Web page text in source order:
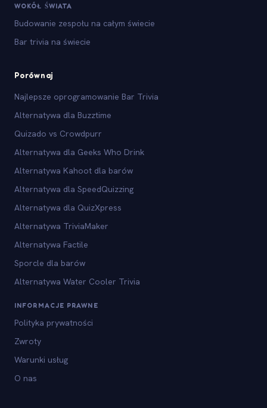
WOKÓŁ ŚWIATA
Budowanie zespołu na całym świecie
Bar trivia na świecie
Porównaj
Najlepsze oprogramowanie Bar Trivia
Alternatywa dla Buzztime
Quizado vs Crowdpurr
Alternatywa dla Geeks Who Drink
Alternatywa Kahoot dla barów
Alternatywa dla SpeedQuizzing
Alternatywa dla QuizXpress
Alternatywa TriviaMaker
Alternatywa Factile
Sporcle dla barów
Alternatywa Water Cooler Trivia
INFORMACJE PRAWNE
Polityka prywatności
Zwroty
Warunki usług
O nas